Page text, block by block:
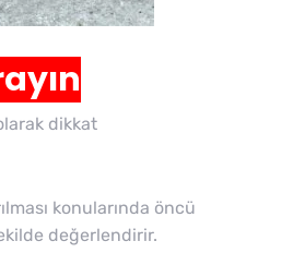
dikkat
konularında öncü
değerlendirir.